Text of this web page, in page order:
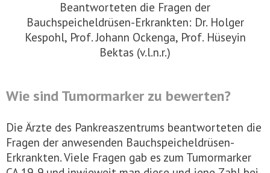
Beantworteten die Fragen der
Bauchspeicheldrüsen-Erkrankten: Dr. Holger
Kespohl, Prof. Johann Ockenga, Prof. Hüseyin
Bektas (v.l.n.r.)
Wie sind Tumormarker zu bewerten?
Die Ärzte des Pankreaszentrums beantworteten die
Fragen der anwesenden Bauchspeicheldrüsen-
Erkrankten. Viele Fragen gab es zum Tumormarker